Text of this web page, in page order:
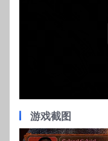
游戏截图